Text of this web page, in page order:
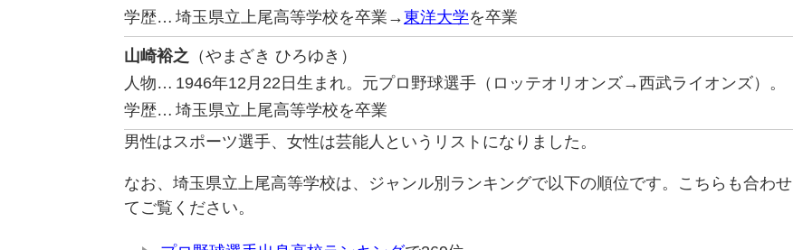
学歴… 埼玉県立上尾高等学校を卒業→東洋大学を卒業
山崎裕之 （やまざき ひろゆき）
人物… 1946年12月22日生まれ。元プロ野球選手（ロッテオリオンズ→西武ライオンズ）。
学歴… 埼玉県立上尾高等学校を卒業
男性はスポーツ選手、女性は芸能人というリストになりました。
なお、埼玉県立上尾高等学校は、ジャンル別ランキングで以下の順位です。こちらも合わせ
てご覧ください。